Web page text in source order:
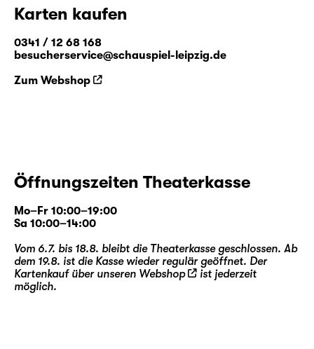
Karten kaufen
0341 / 12 68 168
besucherservice@schauspiel-leipzig.de
Zum Webshop
Öffnungszeiten Theaterkasse
Mo–Fr 10:00–19:00
Sa 10:00–14:00
Vom 6.7. bis 18.8. bleibt die Theaterkasse geschlossen. Ab
dem 19.8. ist die Kasse wieder regulär geöffnet. Der
Kartenkauf über unseren Webshop
ist jederzeit
möglich.